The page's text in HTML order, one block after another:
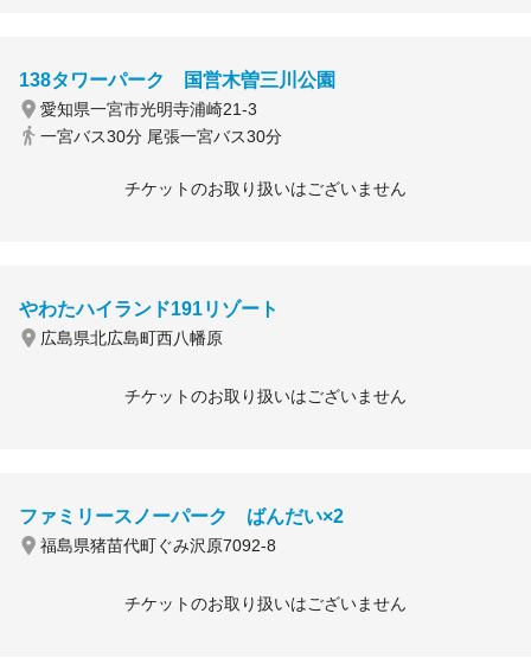
138タワーパーク 国営木曽三川公園
愛知県一宮市光明寺浦崎21-3
一宮バス30分 尾張一宮バス30分
チケットのお取り扱いはございません
やわたハイランド191リゾート
広島県北広島町西八幡原
チケットのお取り扱いはございません
ファミリースノーパーク ばんだい×2
福島県猪苗代町ぐみ沢原7092-8
チケットのお取り扱いはございません